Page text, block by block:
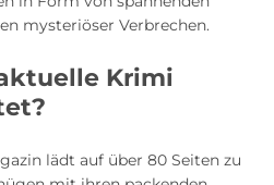
mysteriöser Verbrechen.
Krimi
lädt auf über 80 Seiten zu